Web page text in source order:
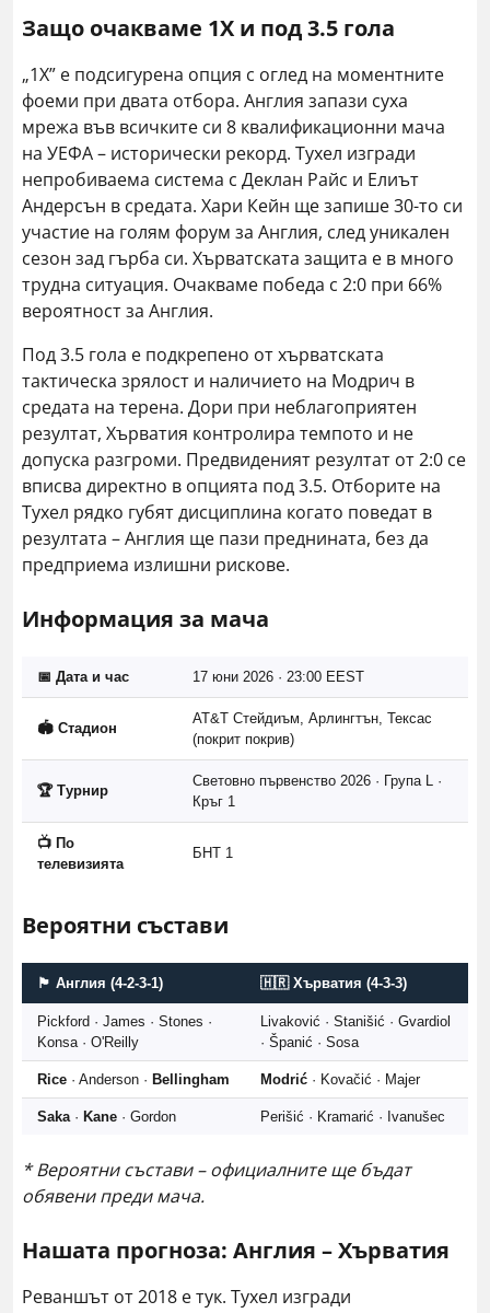
Защо очакваме 1X и под 3.5 гола
„1X” е подсигурена опция с оглед на моментните
фоеми при двата отбора. Англия запази суха
мрежа във всичките си 8 квалификационни мача
на УЕФА – исторически рекорд. Тухел изгради
непробиваема система с Деклан Райс и Елиът
Андерсън в средата. Хари Кейн ще запише 30-то си
участие на голям форум за Англия, след уникален
сезон зад гърба си. Хърватската защита е в много
трудна ситуация. Очакваме победа с 2:0 при 66%
вероятност за Англия.
Под 3.5 гола е подкрепено от хърватската
тактическа зрялост и наличието на Модрич в
средата на терена. Дори при неблагоприятен
резултат, Хърватия контролира темпото и не
допуска разгроми. Предвиденият резултат от 2:0 се
вписва директно в опцията под 3.5. Отборите на
Тухел рядко губят дисциплина когато поведат в
резултата – Англия ще пази преднината, без да
предприема излишни рискове.
Информация за мача
📅 Дата и час 17 юни 2026 · 23:00 EEST
🏟️ Стадион
AT&T Стейдиъм, Арлингтън, Тексас
(покрит покрив)
🏆 Турнир
Световно първенство 2026 · Група L ·
Кръг 1
📺 По
телевизията
БНТ 1
Вероятни състави
🏴󠁧󠁢󠁥󠁮󠁧󠁿 Англия (4-2-3-1) 🇭🇷 Хърватия (4-3-3)
Pickford · James · Stones ·
Konsa · O'Reilly
Livaković · Stanišić · Gvardiol
· Španić · Sosa
Rice · Anderson · Bellingham Modrić · Kovačić · Majer
Saka· Kane · Gordon Perišić · Kramarić · Ivanušec
* Вероятни състави – официалните ще бъдат
обявени преди мача.
Нашата прогноза: Англия – Хърватия
Реваншът от 2018 е тук. Тухел изгради